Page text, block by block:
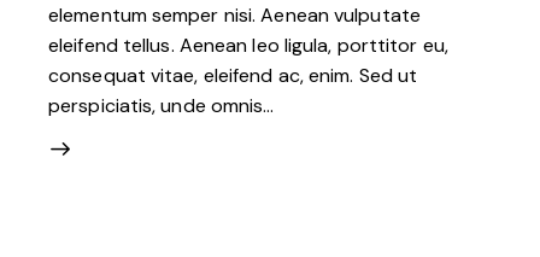
elementum semper nisi. Aenean vulputate
eleifend tellus. Aenean leo ligula, porttitor eu,
consequat vitae, eleifend ac, enim. Sed ut
perspiciatis, unde omnis…